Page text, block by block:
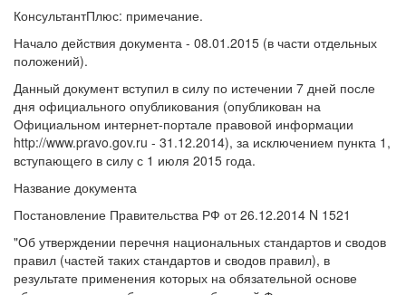
КонсультантПлюс: примечание.
Начало действия документа - 08.01.2015 (в части отдельных
положений).
Данный документ вступил в силу по истечении 7 дней после
дня официального опубликования (опубликован на
Официальном интернет-портале правовой информации
http://www.pravo.gov.ru - 31.12.2014), за исключением пункта 1,
вступающего в силу с 1 июля 2015 года.
Название документа
Постановление Правительства РФ от 26.12.2014 N 1521
"Об утверждении перечня национальных стандартов и сводов
правил (частей таких стандартов и сводов правил), в
результате применения которых на обязательной основе